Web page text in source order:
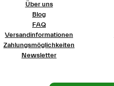
Über uns
Blog
FAQ
Versandinformationen
Zahlungsmöglichkeiten
Newsletter